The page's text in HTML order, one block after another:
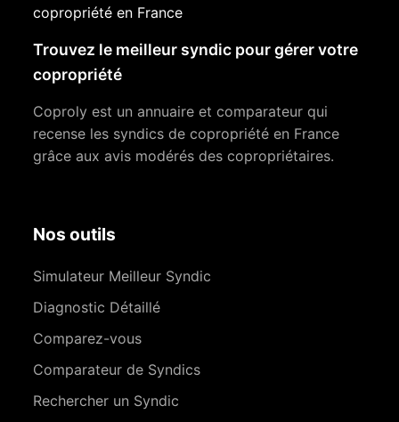
copropriété en France
Trouvez le meilleur syndic pour gérer votre
copropriété
Coproly est un annuaire et comparateur qui
recense les syndics de copropriété en France
grâce aux avis modérés des copropriétaires.
Nos outils
Simulateur Meilleur Syndic
Diagnostic Détaillé
Comparez-vous
Comparateur de Syndics
Rechercher un Syndic